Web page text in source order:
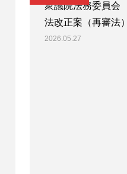
衆議院法務委員
法改正案（再審法
2026.05.27